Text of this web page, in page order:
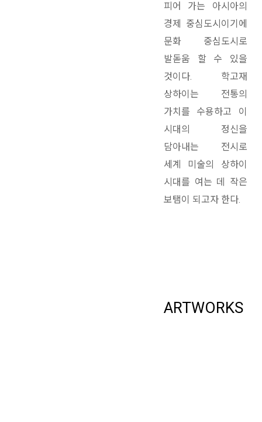
피어 가는 아시아의
경제 중심도시이기에
문화 중심도시로
발돋움 할 수 있을
것이다. 학고재
상하이는 전통의
가치를 수용하고 이
시대의 정신을
담아내는 전시로
세계 미술의 상하이
시대를 여는 데 작은
보탬이 되고자 한다.
ARTWORKS